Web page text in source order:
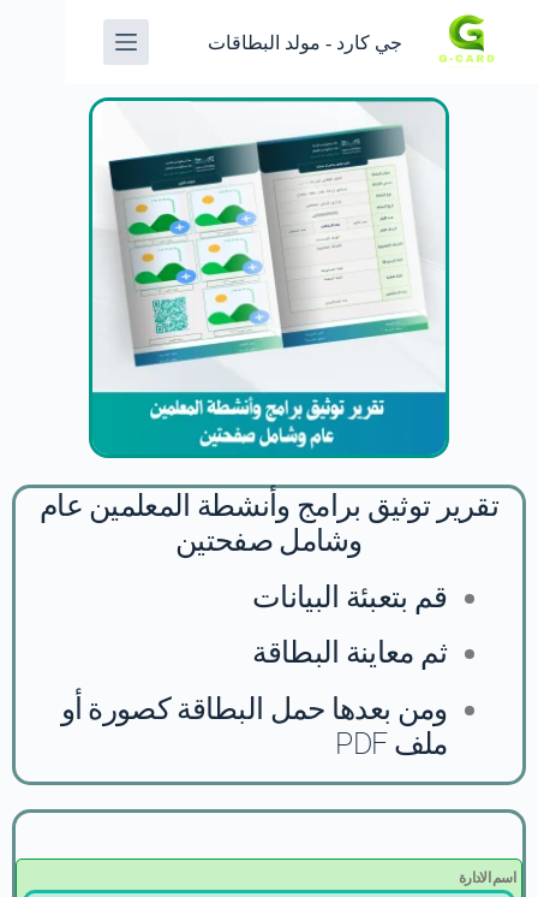
جي كارد - مولد البطاقات
تقرير توثيق برامج وأنشطة المعلمين عام
وشامل صفحتين
قم بتعبئة البيانات
ثم معاينة البطاقة
ومن بعدها حمل البطاقة كصورة أو
ملف PDF
اسم الادارة